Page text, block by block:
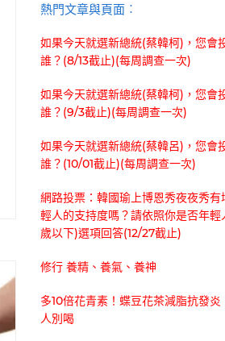
熱門文章與頁面︰
如果今天就選新總統(蔡韓柯)，您會
誰？(8/13截止)(每周調查一次)
如果今天就選新總統(蔡韓柯)，您會
誰？(9/3截止)(每周調查一次)
如果今天就選新總統(蔡韓呂)，您會
誰？(10/01截止)(每周調查一次)
網路投票：韓國瑜上博恩秀夜夜秀有
輕人的支持度嗎？請依照你是否年
歲以下)選項回答(12/27截止)
修行 養精、養氣、養神
多10倍花青素！蝶豆花茶減脂抗發炎
人別喝